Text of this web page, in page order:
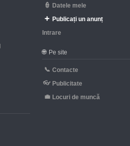
👮 Datele mele
➕ Publicați un anunț
Intrare
🌐 Pe site
📞 Contacte
👓 Publicitate
💼 Locuri de muncă